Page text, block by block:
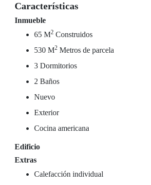
Características
Inmueble
65 M2 Construidos
530 M2 Metros de parcela
3 Dormitorios
2 Baños
Nuevo
Exterior
Cocina americana
Edificio
Extras
Calefacción individual